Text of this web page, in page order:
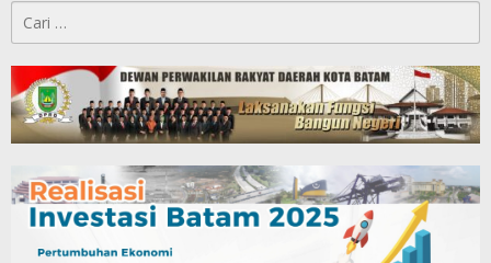
untuk: